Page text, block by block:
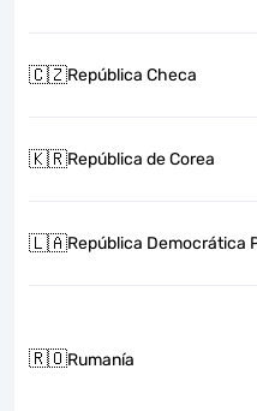
🇨🇿República Checa
🇰🇷República de Corea
🇱🇦República Democrática
🇷🇴Rumanía